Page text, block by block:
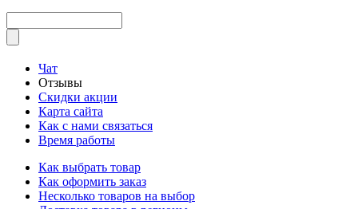
Чат
Отзывы
Скидки акции
Карта сайта
Как с нами связаться
Время работы
Как выбрать товар
Как оформить заказ
Несколько товаров на выбор